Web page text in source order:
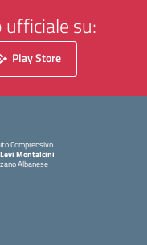
ufficiale su:
Play Store
Comprensivo
Montalcini
Albanese